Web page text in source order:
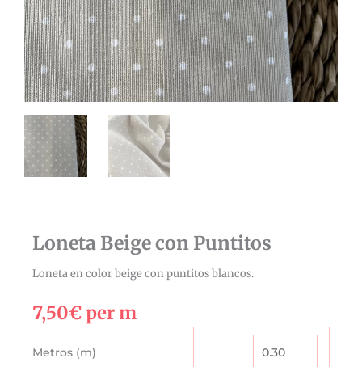
Loneta Beige con Puntitos
Loneta en color beige con puntitos blancos.
7,50€per m
Metros (m)
Beige